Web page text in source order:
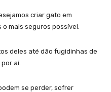
criar gato em
mais seguros possível.
deles até dão fugidinhas de
aí.
se perder, sofrer